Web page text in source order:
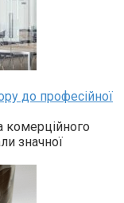
до професійної
комерційного
значної